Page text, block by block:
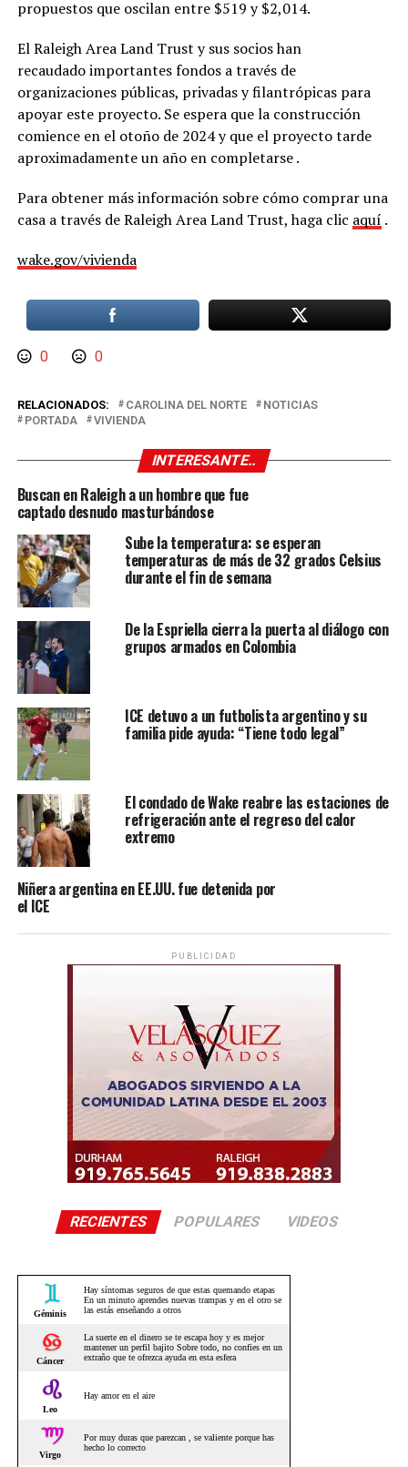
propuestos que oscilan entre $519 y $2,014.
El Raleigh Area Land Trust y sus socios han
recaudadoimportantes fondos a través de
organizaciones públicas, privadas y filantrópicas para
apoyar este proyecto. Se espera que la construcción
comience en el otoño de 2024 y que el proyecto tarde
aproximadamente un año en completarse.
Para obtener más información sobre cómo comprar una
casa a través de Raleigh Area Land Trust, haga clic aquí .
wake.gov/vivienda
0 0
RELACIONADOS: CAROLINA DEL NORTE
NOTICIAS
PORTADA
VIVIENDA
INTERESANTE..
Buscan en Raleigh a un hombre que fue
captado desnudo masturbándose
Sube la temperatura: se esperan
temperaturas de más de 32 grados Celsius
durante el fin de semana
De la Espriella cierra la puerta al diálogo con
grupos armados en Colombia
ICE detuvo a un futbolista argentino y su
familia pide ayuda: “Tiene todo legal”
El condado de Wake reabre las estaciones de
refrigeración ante el regreso del calor
extremo
Niñera argentina en EE.UU. fue detenida por
el ICE
PUBLICIDAD
RECIENTES POPULARES VIDEOS